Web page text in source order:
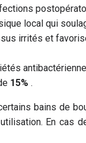
local qui
irrités et
15% .
bains de
En cas